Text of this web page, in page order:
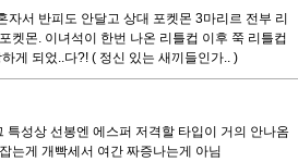
서 반피도 안달고 상대 포켓몬 3마리르 전부 리
켓몬. 이녀석이 한번 나온 리틀컵 이후 쭉 리틀컵
게 되었..다?! ( 정신 있는 새끼들인가.. )
성상 선봉엔 에스퍼 저격할 타입이 거의 안나옴
는게 개빡세서 여간 짜증나는게 아님